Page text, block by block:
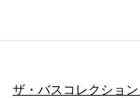
ザ・バスコレクショ